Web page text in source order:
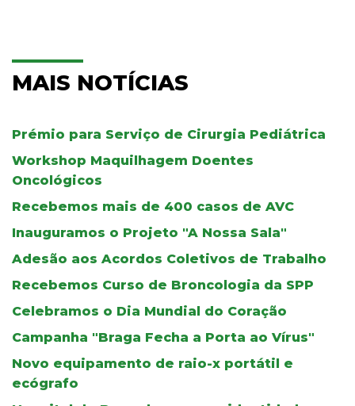
MAIS NOTÍCIAS
Prémio para Serviço de Cirurgia Pediátrica
Workshop Maquilhagem Doentes
Oncológicos
Recebemos mais de 400 casos de AVC
Inauguramos o Projeto "A Nossa Sala"
Adesão aos Acordos Coletivos de Trabalho
Recebemos Curso de Broncologia da SPP
Celebramos o Dia Mundial do Coração
Campanha "Braga Fecha a Porta ao Vírus"
Novo equipamento de raio-x portátil e
ecógrafo